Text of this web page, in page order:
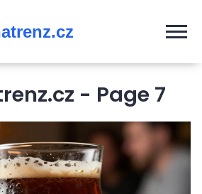
- Page 7